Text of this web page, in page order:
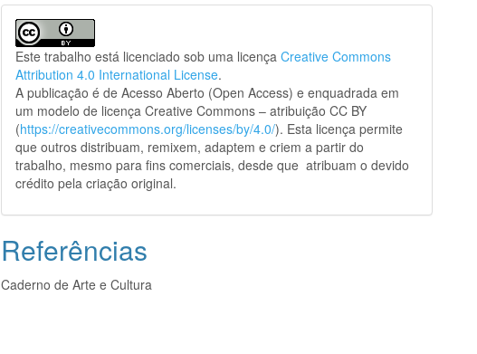
Este trabalho está licenciado sob uma licençaCreative Commons
Attribution 4.0 International License.
A publicação é de Acesso Aberto (Open Access) e enquadrada em
um modelo de licença Creative Commons – atribuição CC BY
(https://creativecommons.org/licenses/by/4.0/). Esta licença permite
que outros distribuam, remixem, adaptem e criem a partir do
trabalho, mesmo para fins comerciais, desde que atribuam o devido
crédito pela criação original.
Referências
Caderno de Arte e Cultura